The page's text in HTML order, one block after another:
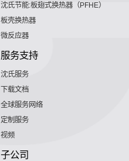
沈氏节能:板翅式换热器（PFHE）
板壳换热器
微反应器
服务支持
沈氏服务
下载文档
全球服务网络
定制服务
视频
子公司